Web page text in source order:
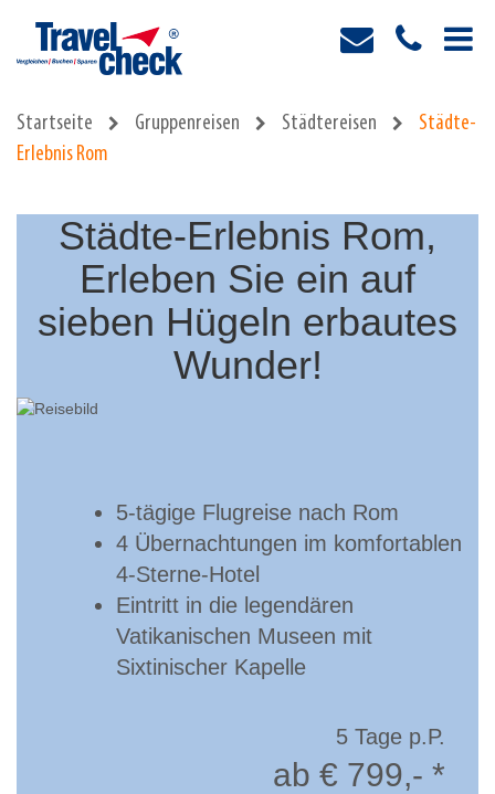
Startseite Gruppenreisen Städtereisen
Städte-
Erlebnis Rom
Städte-Erlebnis Rom,
Erleben Sie ein auf
sieben Hügeln erbautes
Wunder!
5-tägige Flugreise nach Rom
4 Übernachtungen im komfortablen
4-Sterne-Hotel
Eintritt in die legendären
Vatikanischen Museen mit
Sixtinischer Kapelle
5 Tage p.P.
ab € 799,- *